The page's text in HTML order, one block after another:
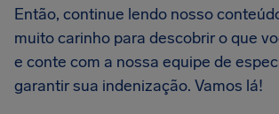
Então, continue lendo nosso
muito carinho para descobrir o que
e conte com a nossa equipe de
garantir sua indenização. Vamos lá!